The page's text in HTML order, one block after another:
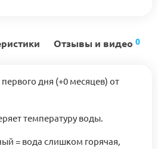
Отзывы и видео 0
дня (+0 месяцев) от
температуру воды.
= вода слишком горячая,